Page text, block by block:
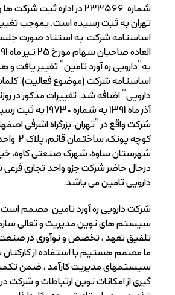
شماره 233566 در اداره ثبت
تهران به ثبت رسيده است. بموجب
اساسنامه شرکت، به استناد صورت
به”دارویی ره آورد تامین” تغییر یافت و
اساسنامه شرکت (موضوع فعالیت)،
آذر ماه 1391 به
شرکت واقع در ”تهران، بزرگراه اشرفی
شهرستان ساوه، شهرک صنعتی کاوه،
درحال حاضر شرکت جزو واحد تجاری
دارویی تامین می باشد.
شرکت دارویی ره آورد تامین مصمم است
سیستم های نوین مدیریت و تعالی
تلفیق تعهد ، تخصص و نوآوری در
ما مصمم هستیم با استفاده از
سیستمهای مدیریت کارآمد ، ضمن
گیری از امکانات نوین ارتباطات و شرکت